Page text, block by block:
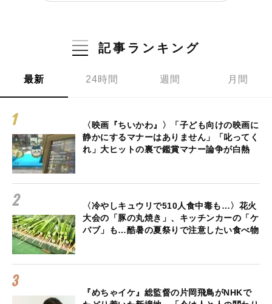
記事ランキング
最新 24時間 週間 月間
〈映画『ちいかわ』〉「子ども向けの映画に
静かにするマナーはありません」「叱ってく
れ」大ヒットの裏で鑑賞マナー論争が白熱
〈冷やしキュウリで510人食中毒も…〉花火
大会の「豚の丸焼き」、キッチンカーの「ケ
バブ」も…酷暑の夏祭りで注意したい食べ物
『めちゃイケ』総監督の片岡飛鳥がNHKで